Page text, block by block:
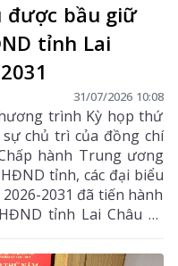
được bầu giữ
tỉnh Lai
31/07/2026 10:08
trình Kỳ họp thứ
chủ trì của đồng chí
hành Trung ương
tỉnh, các đại biểu
2031 đã tiến hành
tỉnh Lai Châu và
nhiệm kỳ 2026-2031.